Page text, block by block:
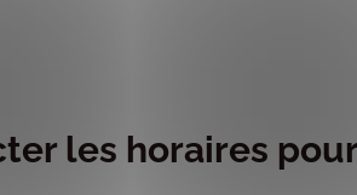
les horaires